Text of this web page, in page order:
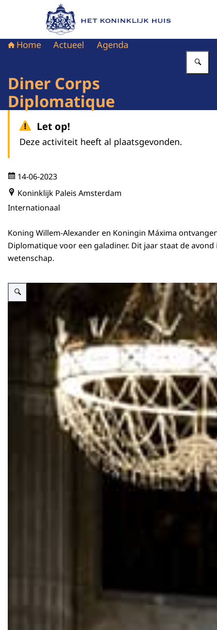
Naar de homepage van Het Koninklijk Huis
Home Actueel Agenda
Diner Corps
Diplomatique
Let op!
Deze activiteit heeft al plaatsgevonden.
14-06-2023
Koninklijk Paleis Amsterdam
Internationaal
Koning Willem-Alexander en Koningin Máxima
Diplomatiquevoor een galadiner. Dit jaar staat de
wetenschap.
Vergroot afbeelding Diner Corps Diplomatique Koning Willem-Alexander